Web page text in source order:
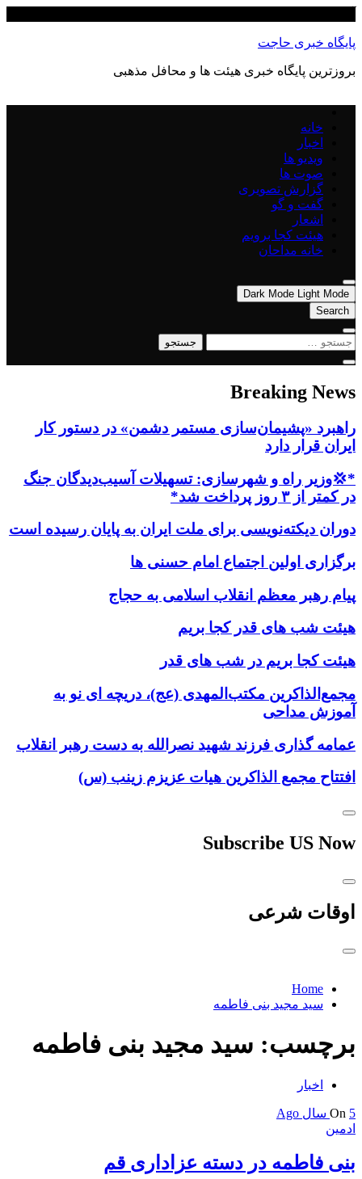
content
پایگاه خبری حاجت
بروزترین پایگاه‌ خبری هیئت ها و محافل مذهبی
خانه
اخبار
ویدیو ها
صوت ها
گزارش تصویری
گفت و گو
اشعار
هیئت کجا برویم
خانه مداحان
Dark Mode Light Mode
Search
جستجو
Breaking News
راهبرد «پشیمان‌سازی مستمر دشمن» در دستور کار
ایران قرار دارد
*💢وزیر راه و شهرسازی: تسهیلات آسیب‌دیدگان جنگ
در کمتر از ۳ روز پرداخت شد*
دوران دیکته‌نویسی برای ملت ایران به پایان رسیده است
برگزاری اولین اجتماع امام حسنی ها
پیام رهبر معظم انقلاب اسلامی به حجاج
هیئت شب های قدر کجا بریم
هیئت کجا بریم در شب های قدر
مجمع‌الذاکرین مکتب‌المهدی (عج)، دریچه ای نو به
آموزش مداحی
عمامه گذاری فرزند شهید نصرالله به دست رهبر انقلاب
افتتاح مجمع الذاکرین هیات عزیزم زینب (س)
Subscribe US Now
اوقات شرعی
Home
سید مجید بنی فاطمه
برچسب: سید مجید بنی فاطمه
اخبار
On 5 سال Ago
ادمین
بنی فاطمه در دسته عزاداری قم